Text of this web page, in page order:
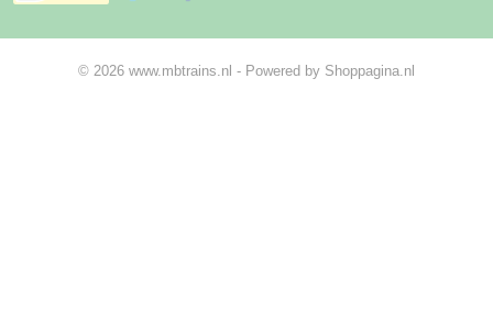
© 2026 www.mbtrains.nl - Powered by Shoppagina.nl